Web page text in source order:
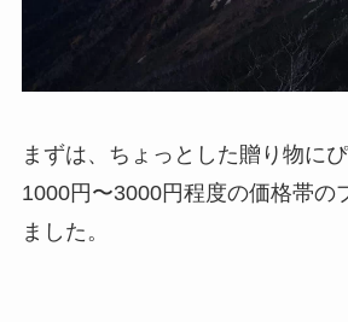
まずは、ちょっとした贈り物に
1000円〜3000円程度の価格帯の
ました。